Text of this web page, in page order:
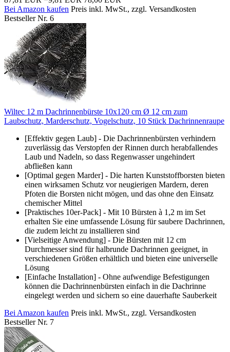
Bei Amazon kaufen Preis inkl. MwSt., zzgl. Versandkosten
Bestseller Nr. 6
Wiltec 12 m Dachrinnenbürste 10x120 cm Ø 12 cm zum
Laubschutz, Marderschutz, Vogelschutz, 10 Stück Dachrinnenraupe
[Effektiv gegen Laub] - Die Dachrinnenbürsten verhindern
zuverlässig das Verstopfen der Rinnen durch herabfallendes
Laub und Nadeln, so dass Regenwasser ungehindert
abfließen kann
[Optimal gegen Marder] - Die harten Kunststoffborsten bieten
einen wirksamen Schutz vor neugierigen Mardern, deren
Pfoten die Borsten nicht mögen, und das ohne den Einsatz
chemischer Mittel
[Praktisches 10er-Pack] - Mit 10 Bürsten à 1,2 m im Set
erhalten Sie eine umfassende Lösung für saubere Dachrinnen,
die zudem leicht zu installieren sind
[Vielseitige Anwendung] - Die Bürsten mit 12 cm
Durchmesser sind für halbrunde Dachrinnen geeignet, in
verschiedenen Größen erhältlich und bieten eine universelle
Lösung
[Einfache Installation] - Ohne aufwendige Befestigungen
können die Dachrinnenbürsten einfach in die Dachrinne
eingelegt werden und sichern so eine dauerhafte Sauberkeit
Bei Amazon kaufen Preis inkl. MwSt., zzgl. Versandkosten
Bestseller Nr. 7